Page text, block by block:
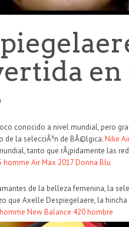
conocido a nivel mundial, pero
de la selecciÃ³n de BÃ©lgica.Nike
tanto que rÃ¡pidamente las
homme Air Max 2017 Donna Blu
de la belleza femenina, la
que Axelle Despiegelaere, la
New Balance 420 hombre